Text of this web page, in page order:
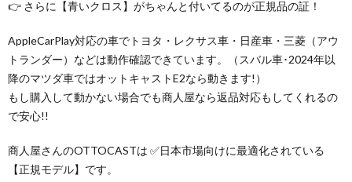
👉 さらに【青いクロス】がちゃんと付いてるのが正規品の証！
AppleCarPlay対応の車でトヨタ・レクサス車・日産車・三菱（アウ
トランダー）などは動作確認できています。（スバル車･2024年以
降のマツダ車ではオットキャストE2なら動きます!）
もし購入して動かない場合でも商人屋なら返品対応もしてくれるの
で安心!!
商人屋さんのOTTOCASTは ✅日本市場向けに最適化されている
【正規モデル】です。